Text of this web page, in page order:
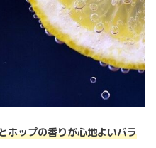
ホップの香りが心地よいバラ